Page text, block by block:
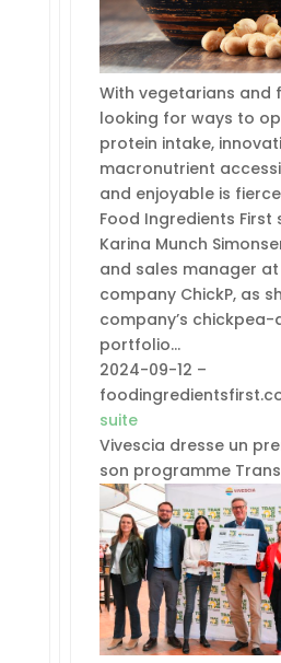
With vegetarians and
looking for ways to
protein intake,
macronutrient
and enjoyable is
Food Ingredients First
Karina Munch
and sales manager
company ChickP, as
company’s
portfolio…
2024-09-12 –
suite
Vivescia dresse un
son programme